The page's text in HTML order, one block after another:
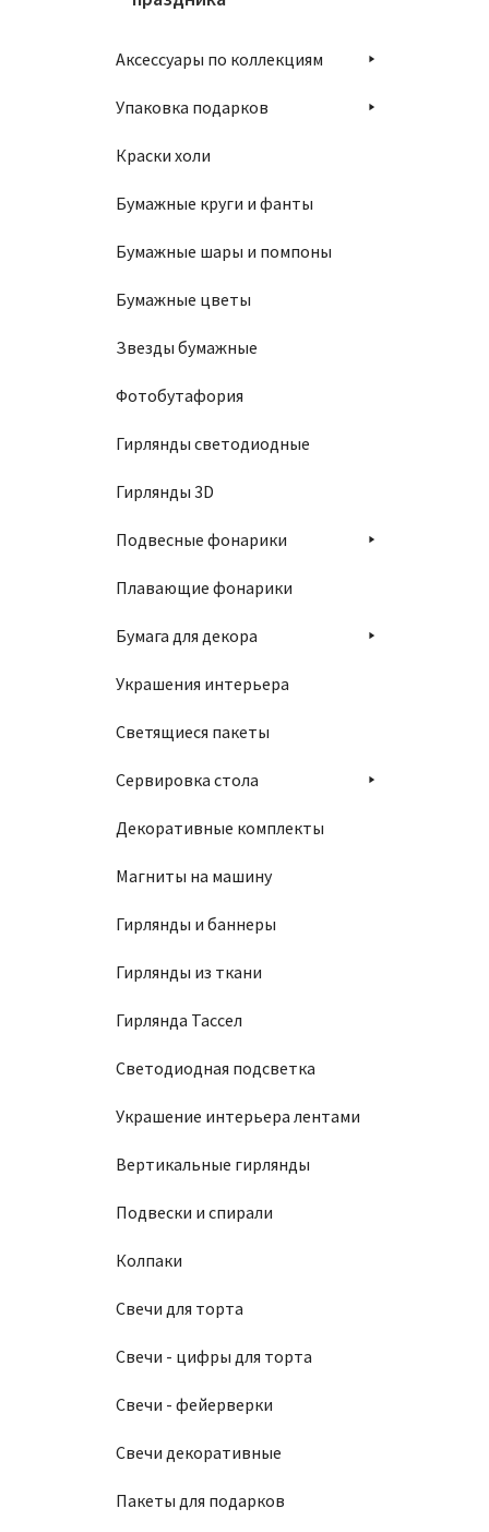
Аксессуары по коллекциям
Упаковка подарков
Краски холи
Бумажные круги и фанты
Бумажные шары и помпоны
Бумажные цветы
Звезды бумажные
Фотобутафория
Гирлянды светодиодные
Гирлянды 3D
Подвесные фонарики
Плавающие фонарики
Бумага для декора
Украшения интерьера
Светящиеся пакеты
Сервировка стола
Декоративные комплекты
Магниты на машину
Гирлянды и баннеры
Гирлянды из ткани
Гирлянда Тассел
Светодиодная подсветка
Украшение интерьера лентами
Вертикальные гирлянды
Подвески и спирали
Колпаки
Свечи для торта
Свечи - цифры для торта
Свечи - фейерверки
Свечи декоративные
Пакеты для подарков